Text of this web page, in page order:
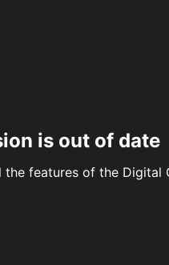
is out of date
features of the Digital